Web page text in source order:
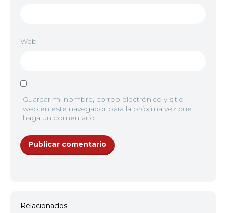
Web
Guardar mi nombre, correo electrónico y sitio
web en este navegador para la próxima vez que
haga un comentario.
Relacionados